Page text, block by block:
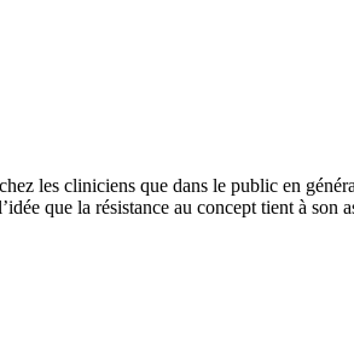
les cliniciens que dans le public en
que la résistance au concept tient à son